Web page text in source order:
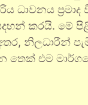
ධාවනය
කරයි. මේ
නිලධාරීන්
තෙක් එම